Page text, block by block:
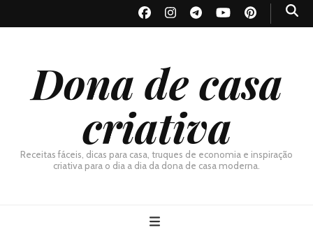
Dona de casa
criativa
Receitas fáceis, dicas para casa, truques de economia e inspiração
criativa para o dia a dia da dona de casa moderna.